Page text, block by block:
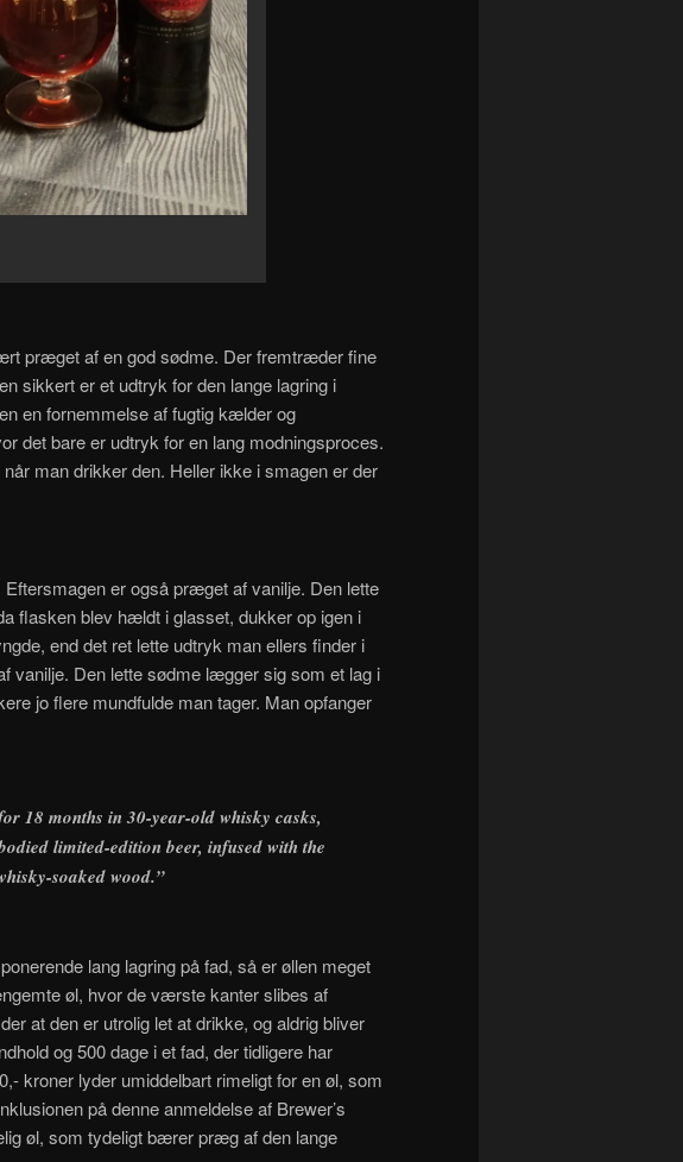
præget af en god sødme. Der fremtræder fine
sikkert er et udtryk for den lange lagring i
en fornemmelse af fugtig kælder og
det bare er udtryk for en lang modningsproces.
man drikker den. Heller ikke i smagen er der
er også præget af vanilje. Den lette
flasken blev hældt i glasset, dukker op igen i
end det ret lette udtryk man ellers finder i
vanilje. Den lette sødme lægger sig som et lag i
jo flere mundfulde man tager. Man opfanger
18 months in 30-year-old whisky casks,
limited-edition beer, infused with the
soaked wood.”
lang lagring på fad, så er øllen meget
øl, hvor de værste kanter slibes af
at den er utrolig let at drikke, og aldrig bliver
og 500 dage i et fad, der tidligere har
kroner lyder umiddelbart rimeligt for en øl, som
på denne anmeldelse af Brewer’s
øl, som tydeligt bærer præg af den lange